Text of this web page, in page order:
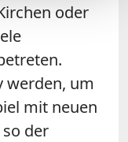
oder
werden, um
mit neuen
der